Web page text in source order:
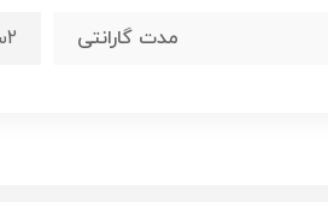
مدت گارانتی 2سال